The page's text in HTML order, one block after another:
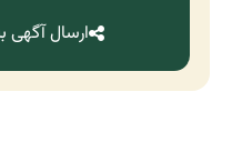
ارسال آگهی